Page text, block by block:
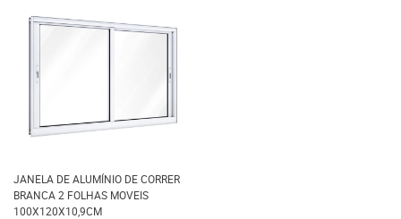
JANELA DE ALUMÍNIO DE CORRER
BRANCA 2 FOLHAS MOVEIS
100X120X10,9CM